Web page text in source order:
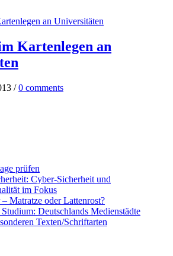
Kartenlegen an
/0 comments
prüfen
Cyber-Sicherheit und
im Fokus
Matratze oder Lattenrost?
Deutschlands Medienstädte
Texten/Schriftarten